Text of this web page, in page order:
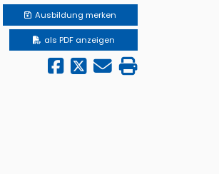
Ausbildung merken
als PDF anzeigen